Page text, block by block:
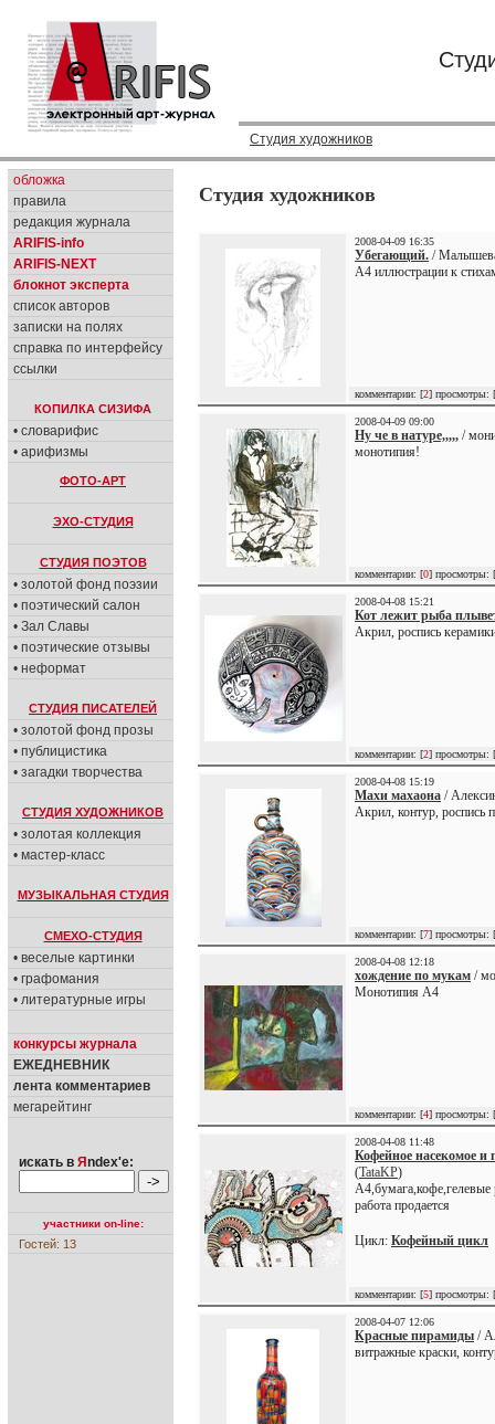
Студия художников
обложка
правила
редакция журнала
ARIFIS-info
ARIFIS-NEXT
блокнот эксперта
список авторов
записки на полях
справка по интерфейсу
ссылки
КОПИЛКА СИЗИФА
• словарифис
• арифизмы
ФОТО-АРТ
ЭХО-СТУДИЯ
СТУДИЯ ПОЭТОВ
• золотой фонд поэзии
• поэтический салон
• Зал Славы
• поэтические отзывы
• неформат
СТУДИЯ ПИСАТЕЛЕЙ
• золотой фонд прозы
• публицистика
• загадки творчества
СТУДИЯ ХУДОЖНИКОВ
• золотая коллекция
• мастер-класс
МУЗЫКАЛЬНАЯ СТУДИЯ
СМЕХО-СТУДИЯ
• веселые картинки
• графомания
• литературные игры
конкурсы журнала
ЕЖЕДНЕВНИК
лента комментариев
мегарейтинг
искать в Я ndex'е:
участники on-line:
Гостей: 13
Студия художников
2008-04-09 16:35
Убегающий. /
А4 иллюстрации к
комментарии: [2] просмотры: [
2008-04-09 09:00
Ну че в натуре,,,,, /
монотипия!
комментарии: [0] просмотры: [
2008-04-08 15:21
Кот лежит рыба
Акрил, роспись
комментарии: [2] просмотры: [
2008-04-08 15:19
Махи махаона /
Акрил, контур, роспись
комментарии: [7] просмотры: [
2008-04-08 12:18
хождение по мукам /
Монотипия А4
комментарии: [4] просмотры: [
2008-04-08 11:48
Кофейное насекомое и
(TataKP)
А4,бумага,кофе,гелевые
работа продается
Цикл: Кофейный цикл
комментарии: [5] просмотры: [
2008-04-07 12:06
Красные пирамиды /
витражные краски,